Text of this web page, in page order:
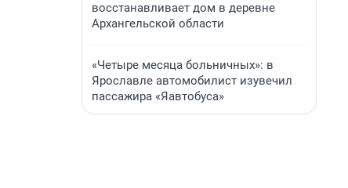
восстанавливает дом в деревне
Архангельской области
«Четыре месяца больничных»: в
Ярославле автомобилист изувечил
пассажира «Яавтобуса»